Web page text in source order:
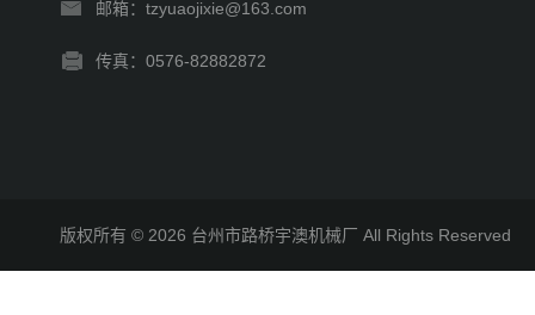
邮箱：tzyuaojixie@163.com
传真：0576-82882872
版权所有 © 2026 台州市路桥宇澳机械厂 All Rights